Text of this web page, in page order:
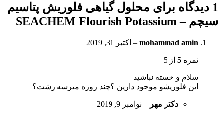
1 دیدگاه برای
محلول گیاهی فلوریش پتاسیم
سیچم – SEACHEM Flourish Potassium
mohammad amin
– اکتبر 31, 2019
نمره 5 از 5
سلام و خسته نباشید
این فلوریشو موجود دارین ؟چند روزه میرسه رشت؟
دکتر مهر – نوامبر 9, 2019